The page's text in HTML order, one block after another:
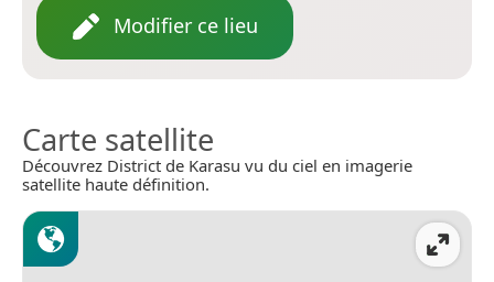
Modifier ce lieu
Carte satellite
Découvrez District de Karasu vu du ciel en imagerie
satellite haute définition.